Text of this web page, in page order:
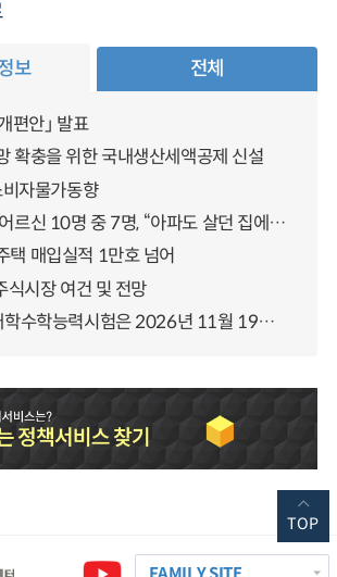
보 전체
편안」 발표
확충을 위한 국내생산세액공제 신설
자물가동향
장기요양 재가 어르신 10명 중 7명, “아파도 살던 집에서 살겠다” 「2025년 장기요양실태조사」 결과 발표
택 매입실적 1만호 넘어
시장 여건 및 전망
2027학년도 대학수학능력시험은 2026년 11월 19일(목)에 시행됩니다
TOP